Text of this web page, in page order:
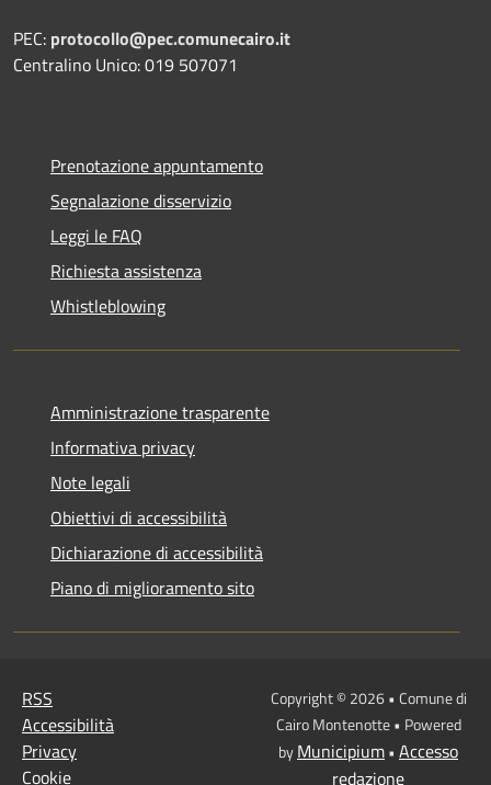
PEC: protocollo@pec.comunecairo.it
Centralino Unico: 019 507071
Prenotazione appuntamento
Segnalazione disservizio
Leggi le FAQ
Richiesta assistenza
Whistleblowing
Amministrazione trasparente
Informativa privacy
Note legali
Obiettivi di accessibilità
Dichiarazione di accessibilità
Piano di miglioramento sito
RSS
Accessibilità
Privacy
Cookie
Copyright © 2026 • Comune di
Cairo Montenotte • Powered
byMunicipium• Accesso
redazione